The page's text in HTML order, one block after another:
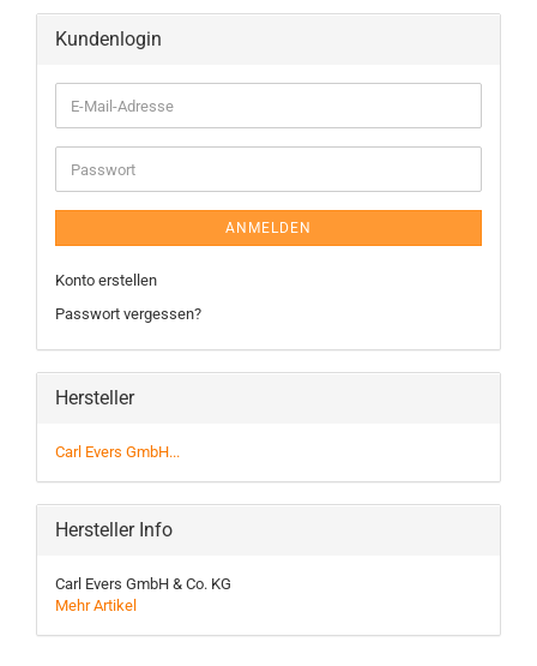
Kundenlogin
ANMELDEN
Konto erstellen
Passwort vergessen?
Hersteller
Carl Evers GmbH...
Hersteller Info
Carl Evers GmbH & Co. KG
Mehr Artikel